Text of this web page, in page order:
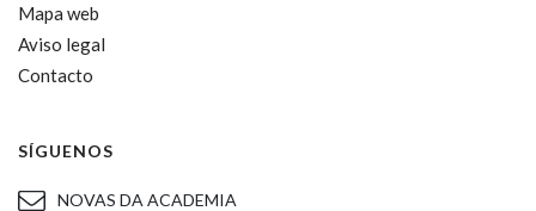
Mapa web
Aviso legal
Contacto
SÍGUENOS
NOVAS DA ACADEMIA